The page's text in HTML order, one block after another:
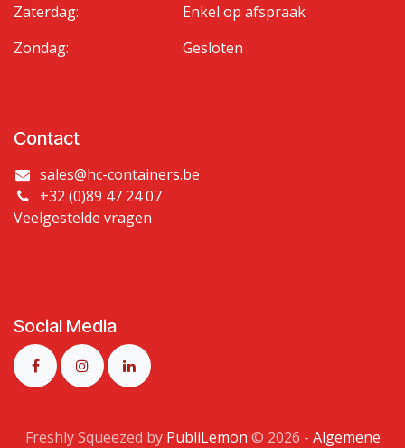
Zaterdag:
Zondag:
Enkel op afspraak
Gesloten
Contact
sales@hc-containers.be
+32 (0)89 47 24 07
Veelgestelde vragen
Social Media
Freshly Squeezed by PubliLemon © 2026​ - Algemene